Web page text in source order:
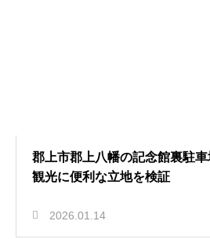
郡上市郡上八幡の記念館裏駐
観光に便利な立地を検証
2026.01.14